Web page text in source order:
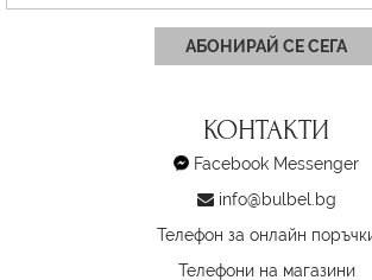
АБОНИРАЙ СЕ СЕГА
КОНТАКТИ
Facebook Messenger
info@bulbel.bg
Телефон за онлайн
Телефони на магазини